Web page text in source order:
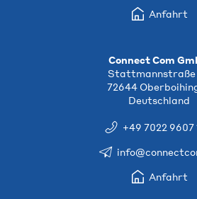
Anfahrt
Connect Com
Stattmannstraße
72644
Deutschland
+49 7022 9607
Anfahrt